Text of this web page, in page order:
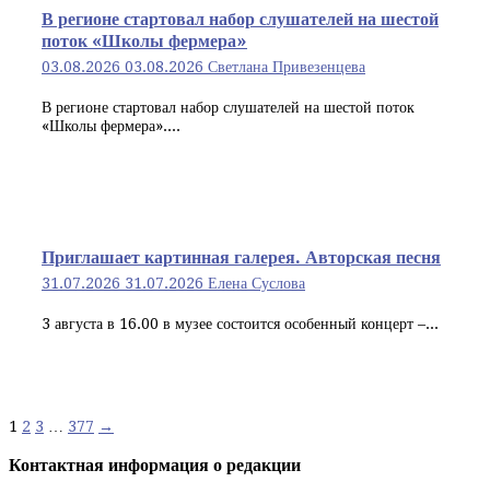
В регионе стартовал набор слушателей на шестой
поток «Школы фермера»
03.08.2026 03.08.2026 Светлана Привезенцева
В регионе стартовал набор слушателей на шестой поток
«Школы фермера»....
Приглашает картинная галерея. Авторская песня
31.07.2026 31.07.2026 Елена Суслова
3 августа в 16.00 в музее состоится особенный концерт –...
Навигация
по
1 2 3 … 377 →
Контактная информация о редакции